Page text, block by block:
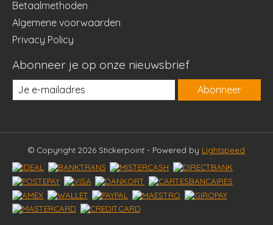
Betaalmethoden
Algemene voorwaarden
Privacy Policy
Abonneer je op onze nieuwsbrief
Abonneer
© Copyright 2026 Stickerpoint - Powered by Lightspeed